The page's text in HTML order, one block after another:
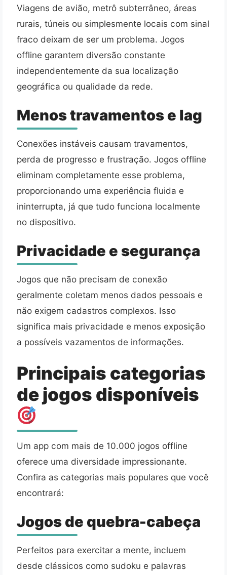
Viagens de avião, metrô subterrâneo, áreas
rurais, túneis ou simplesmente locais com sinal
fraco deixam de ser um problema. Jogos
offline garantem diversão constante
independentemente da sua localização
geográfica ou qualidade da rede.
Menos travamentos e lag
Conexões instáveis causam travamentos,
perda de progresso e frustração. Jogos offline
eliminam completamente esse problema,
proporcionando uma experiência fluida e
ininterrupta, já que tudo funciona localmente
no dispositivo.
Privacidade e segurança
Jogos que não precisam de conexão
geralmente coletam menos dados pessoais e
não exigem cadastros complexos. Isso
significa mais privacidade e menos exposição
a possíveis vazamentos de informações.
Principais categorias
de jogos disponíveis
Um app com mais de 10.000 jogos offline
oferece uma diversidade impressionante.
Confira as categorias mais populares que você
encontrará:
Jogos de quebra-cabeça
Perfeitos para exercitar a mente, incluem
desde clássicos como sudoku e palavras